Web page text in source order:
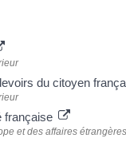
du citoyen
française
et des affaires étrangères